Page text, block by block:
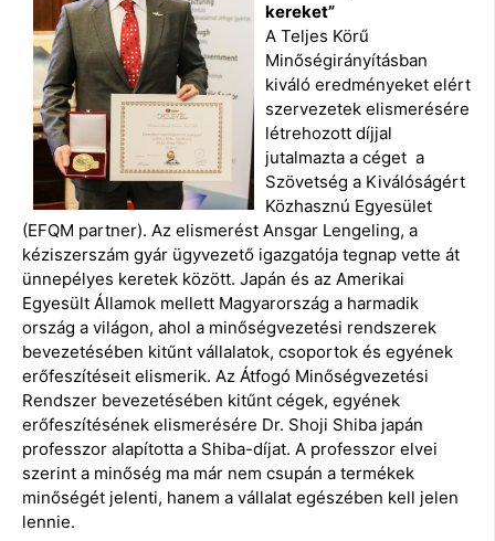
kereket”
A Teljes Körű
Minőségirányításban
kiváló eredményeket elért
szervezetek elismerésére
létrehozott díjjal
jutalmazta a céget a
Szövetség a Kiválóságért
Közhasznú Egyesület
(EFQM partner). Az elismerést Ansgar Lengeling, a
kéziszerszám gyár ügyvezető igazgatója tegnap vette át
ünnepélyes keretek között. Japán és az Amerikai
Egyesült Államok mellett Magyarország a harmadik
ország a világon, ahol a minőségvezetési rendszerek
bevezetésében kitűnt vállalatok, csoportok és egyének
erőfeszítéseit elismerik. Az Átfogó Minőségvezetési
Rendszer bevezetésében kitűnt cégek, egyének
erőfeszítésének elismerésére Dr. Shoji Shiba japán
professzor alapította a Shiba-díjat. A professzor elvei
szerint a minőség ma már nem csupán a termékek
minőségét jelenti, hanem a vállalat egészében kell jelen
lennie.